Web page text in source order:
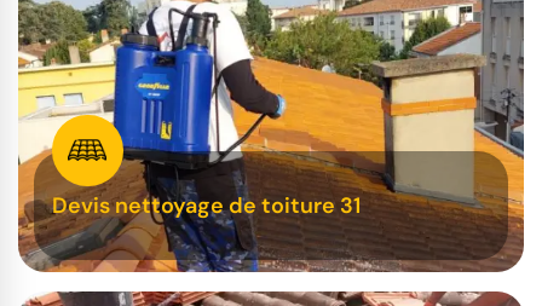
Devis nettoyage de toiture 31